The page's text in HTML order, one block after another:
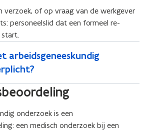
verzoek, of op vraag van de werkgever
personeelslid dat een formeel re-
arbeidsgeneeskundig
onderzoek is een
een medisch onderzoek bij een